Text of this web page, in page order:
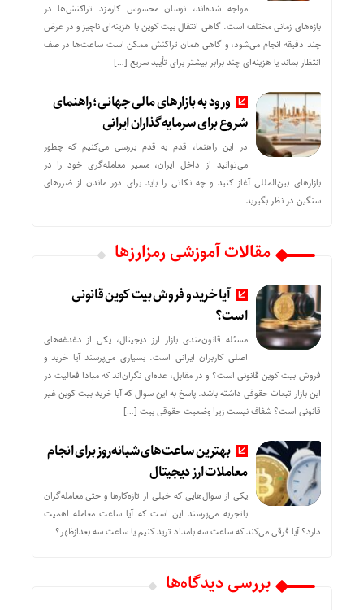
مواجه شده‌اند، نوسان محسوس کارمزد تراکنش‌ها در
بازه‌های زمانی مختلف است. گاهی انتقال بیت کوین با هزینه‌ای ناچیز و در عرض
چند دقیقه انجام می‌شود، و گاهی همان تراکنش ممکن است ساعت‌ها در صف
انتظار بماند یا هزینه‌ای چند برابر بیشتر برای تأیید سریع […]
ورود به بازارهای مالی جهانی؛ راهنمای
شروع برای سرمایه‌گذاران ایرانی
در این راهنما، قدم به قدم بررسی می‌کنیم که چطور
می‌توانید از داخل ایران، مسیر معامله‌گری خود را در
بازارهای بین‌المللی آغاز کنید و چه نکاتی را باید برای دور ماندن از ضررهای
سنگین در نظر بگیرید.
مقالات آموزشی رمزارزها
آیا خرید و فروش بیت کوین قانونی
است؟
مسئله قانون‌مندی بازار ارز دیجیتال، یکی از دغدغه‌های
اصلی کاربران ایرانی است. بسیاری می‌پرسند آیا خرید و
فروش بیت کوین قانونی است؟ و در مقابل، عده‌ای نگران‌اند که مبادا فعالیت در
این بازار تبعات حقوقی داشته باشد. پاسخ به این سوال که آیا خرید بیت کوین غیر
قانونی است؟ شفاف نیست زیرا وضعیت حقوقی بیت‌ […]
بهترین ساعت‌های شبانه‌روز برای انجام
معاملات ارز دیجیتال
یکی از سوال‌هایی که خیلی از تازه‌کارها و حتی معامله‌گران
باتجربه می‌پرسند این است که آیا ساعت معامله اهمیت
دارد؟ آیا فرقی می‌کند که ساعت سه بامداد ترید کنیم یا ساعت سه بعدازظهر؟
بررسی دیدگاه‌ها